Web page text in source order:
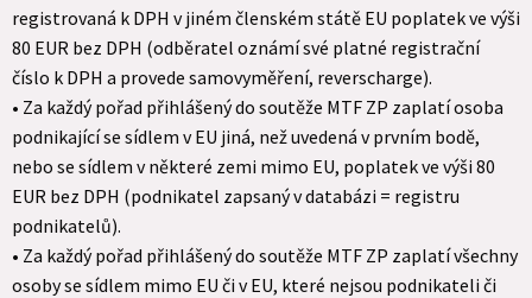
registrovaná k DPH v jiném členském státě EU poplatek ve výši
80 EUR bez DPH (odběratel oznámí své platné registrační
číslo k DPH a provede samovyměření, reverscharge).
• Za každý pořad přihlášený do soutěže MTF ZP zaplatí osoba
podnikající se sídlem v EU jiná, než uvedená v prvním bodě,
nebo se sídlem v některé zemi mimo EU, poplatek ve výši 80
EUR bez DPH (podnikatel zapsaný v databázi = registru
podnikatelů).
• Za každý pořad přihlášený do soutěže MTF ZP zaplatí všechny
osoby se sídlem mimo EU či v EU, které nejsou podnikateli či